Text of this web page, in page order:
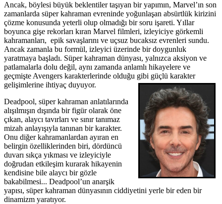
Ancak, böylesi büyük beklentiler taşıyan bir yapımın, Marvel’ın son
zamanlarda süper kahraman evreninde yoğunlaşan absürtlük kirizini
çözme konusunda yeterli olup olmadığı bir soru işareti. Yıllar
boyunca gişe rekorları kıran Marvel filmleri, izleyiciye görkemli
kahramanları, epik savaşlarını ve uçsuz bucaksız evrenleri sundu.
Ancak zamanla bu formül, izleyici üzerinde bir doygunluk
yaratmaya başladı. Süper kahraman dünyası, yalnızca aksiyon ve
patlamalarla dolu değil, aynı zamanda anlamlı hikayelere ve
geçmişte Avengers karakterlerinde olduğu gibi güçlü karakter
gelişimlerine ihtiyaç duyuyor.
Deadpool, süper kahraman anlatılarında
alışılmışın dışında bir figür olarak öne
çıkan, alaycı tavırları ve sınır tanımaz
mizah anlayışıyla tanınan bir karakter.
Onu diğer kahramanlardan ayıran en
belirgin özelliklerinden biri, dördüncü
duvarı sıkça yıkması ve izleyiciyle
doğrudan etkileşim kurarak hikayenin
kendisine bile alaycı bir gözle
bakabilmesi... Deadpool’un anarşik
yapısı, süper kahraman dünyasının ciddiyetini yerle bir eden bir
dinamizm yaratıyor.